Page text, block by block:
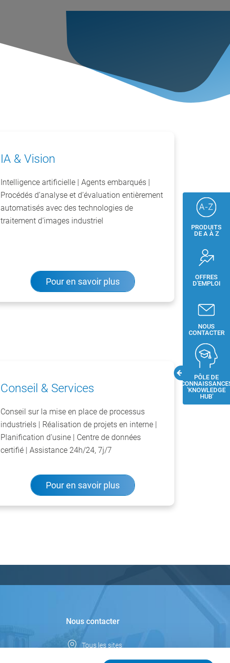
IA & Vision
Intelligence artificielle | Agents embarqués |
Procédés d’analyse et d’évaluation entièrement
automatisés avec des technologies de
traitement d’images industriel
Pour en savoir plus
Conseil & Services
Conseil sur la mise en place de processus
industriels | Réalisation de projets en interne |
Planification d’usine | Centre de données
certifié | Assistance 24h/24, 7j/7
Pour en savoir plus
PRODUITS
DE A À Z
OFFRES
D'EMPLOI
NOUS
CONTACTER
PÔLE DE
'KNOWLEDGE
HUB'
Nous contacter
Tous les sites